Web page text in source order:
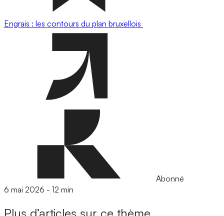
Engrais : les contours du plan bruxellois
Abonné
6 mai 2026 - 12 min
Plus d’articles sur ce thème